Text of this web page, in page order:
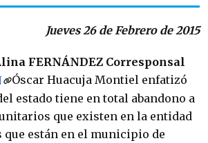
Jueves 26 de Febrero de 2015
FERNÁNDEZ Corresponsal
Óscar Huacuja Montiel enfatizó
estado tiene en total abandono a
que existen en la entidad
que están en el municipio de